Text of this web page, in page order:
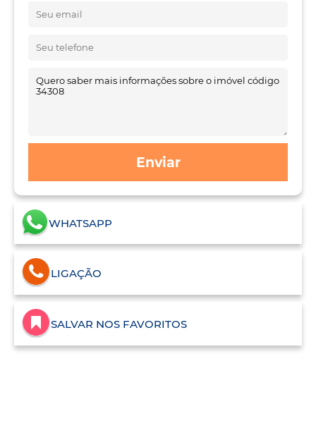
Enviar
WHATSAPP
LIGAÇÃO
SALVAR NOS FAVORITOS